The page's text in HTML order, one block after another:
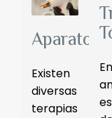
Existen
diversas
terapias